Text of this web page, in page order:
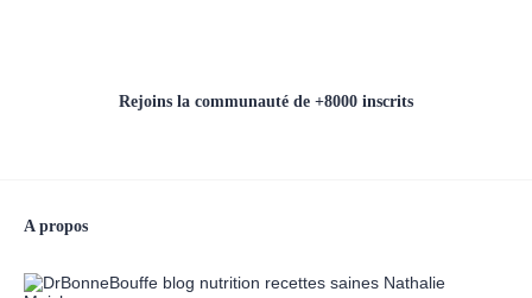
Rejoins la communauté de +8000 inscrits
A propos